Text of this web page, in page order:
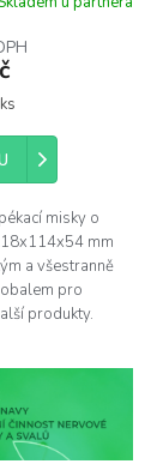
misky o
mm
a všestranně
pro
produkty.